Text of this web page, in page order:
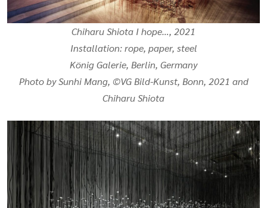
Chiharu Shiota I hope…, 2021
Installation: rope, paper, steel
König Galerie, Berlin, Germany
Photo by Sunhi Mang, ©VG Bild-Kunst, Bonn, 2021 and
Chiharu Shiota